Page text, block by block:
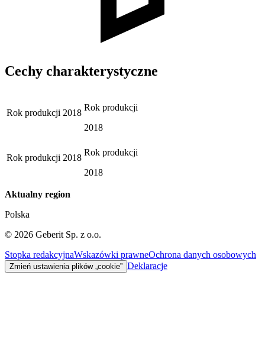
Cechy charakterystyczne
Rok produkcji 2018
Rok produkcji
2018
Rok produkcji 2018
Rok produkcji
2018
Aktualny region
Polska
© 2026 Geberit Sp. z o.o.
Stopka redakcyjnaWskazówki prawneOchrona danych osobowych
Zmień ustawienia plików „cookie” Deklaracje